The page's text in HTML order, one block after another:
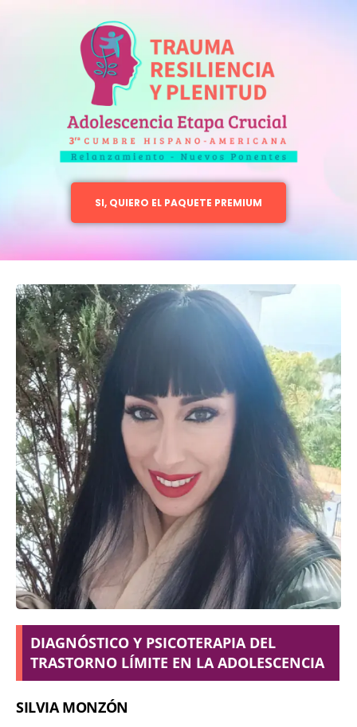
SI, QUIERO EL PAQUETE PREMIUM
DIAGNÓSTICO Y PSICOTERAPIA DEL
TRASTORNO LÍMITE EN LA ADOLESCENCIA
SILVIA MONZÓN